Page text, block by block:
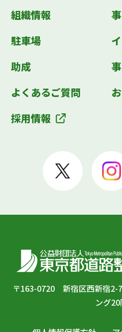
組織情報
駐車場
助成
よくあるご質問
採用情報
〒163-0720 新宿区西新宿2-
ング